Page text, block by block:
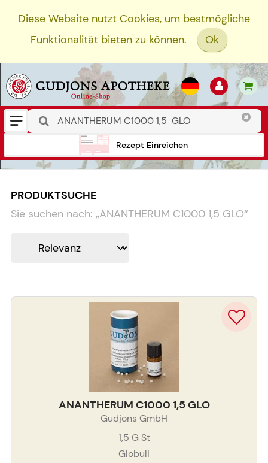
Diese Website nutzt Cookies, um bestmögliche
Funktionalität bieten zu können.
Ok
Rezept Einreichen
PRODUKTSUCHE
Sie suchen nach: „ANANTHERUM C1000 1,5 GLO“
ANANTHERUM C1000 1,5 GLO
Gudjons GmbH
1,5 G St
Globuli